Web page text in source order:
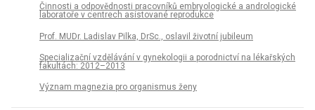
Činnosti a odpovědnosti pracovníků embryologické a andrologické
laboratoře v centrech asistované reprodukce
Prof. MUDr. Ladislav Pilka, DrSc., oslavil životní jubileum
Specializační vzdělávání v gynekologii a porodnictví na lékařských
fakultách: 2012–2013
Význam magnezia pro organismus ženy